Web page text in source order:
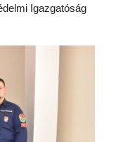
Igazgatóság